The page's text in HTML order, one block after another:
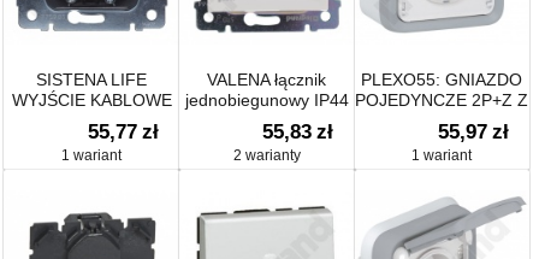
SISTENA LIFE
WYJŚCIE KABLOWE
Z ZACISKAMI 5 X 2,5
MM2
55,77 zł
1 wariant
VALENA łącznik
jednobiegunowy IP44
10AX-250~
55,83 zł
2 warianty
PLEXO55: GNIAZDO
POJEDYNCZE 2P+Z Z
PRZYSZŁONĄ SZARE
KOMPLET 16A-250V~
55,97 zł
1 wariant